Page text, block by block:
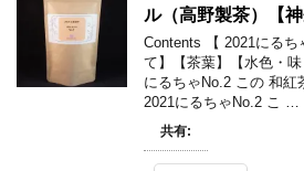
ル（高野製茶）【神
Contents 【 2021にる
て】【茶葉】【水色・
にるちゃNo.2 この 和紅
2021にるちゃNo.2 こ …
共有: